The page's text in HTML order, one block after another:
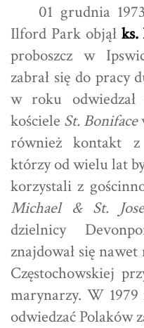
01 grudnia 1973
Ilford Park objął ks.
proboszcz w
zabrał się do pracy
w roku
kościele St. Boniface
również kontakt
którzy od wielu lat
korzystali z
Michael & St.
dzielnicy
znajdował się
Częstochowskiej
marynarzy. W 1979
odwiedzać Polaków